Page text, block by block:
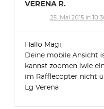
VERENA R.
25. Mai 2015 in
Hallo Magi,
Deine mobile Ansicht
kannst zoomen iwie
im Rafflecopter nicht
Lg Verena